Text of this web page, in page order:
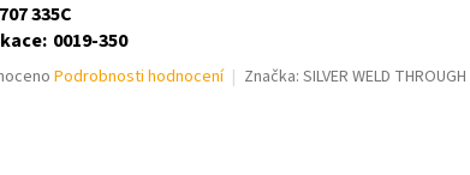
335C
: 0019-350
Podrobnosti hodnocení Značka: SILVER WELD THROUGH